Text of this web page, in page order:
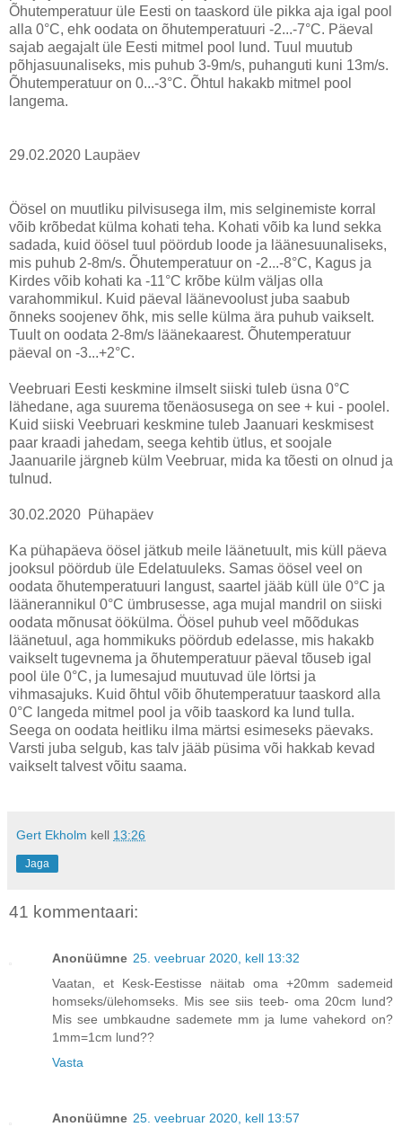
Õhutemperatuur üle Eesti on taaskord üle pikka aja igal pool
alla 0°C, ehk oodata on õhutemperatuuri -2...-7°C. Päeval
sajab aegajalt üle Eesti mitmel pool lund. Tuul muutub
põhjasuunaliseks, mis puhub 3-9m/s, puhanguti kuni 13m/s.
Õhutemperatuur on 0...-3°C. Õhtul hakakb mitmel pool
langema.
29.02.2020 Laupäev
Öösel on muutliku pilvisusega ilm, mis selginemiste korral
võib krõbedat külma kohati teha. Kohati võib ka lund sekka
sadada, kuid öösel tuul pöördub loode ja läänesuunaliseks,
mis puhub 2-8m/s. Õhutemperatuur on -2...-8°C, Kagus ja
Kirdes võib kohati ka -11°C krõbe külm väljas olla
varahommikul. Kuid päeval läänevoolust juba saabub
õnneks soojenev õhk, mis selle külma ära puhub vaikselt.
Tuult on oodata 2-8m/s läänekaarest. Õhutemperatuur
päeval on -3...+2°C.
Veebruari Eesti keskmine ilmselt siiski tuleb üsna 0°C
lähedane, aga suurema tõenäosusega on see + kui - poolel.
Kuid siiski Veebruari keskmine tuleb Jaanuari keskmisest
paar kraadi jahedam, seega kehtib ütlus, et soojale
Jaanuarile järgneb külm Veebruar, mida ka tõesti on olnud ja
tulnud.
30.02.2020 Pühapäev
Ka pühapäeva öösel jätkub meile läänetuult, mis küll päeva
jooksul pöördub üle Edelatuuleks. Samas öösel veel on
oodata õhutemperatuuri langust, saartel jääb küll üle 0°C ja
läänerannikul 0°C ümbrusesse, aga mujal mandril on siiski
oodata mõnusat öökülma. Öösel puhub veel mõõdukas
läänetuul, aga hommikuks pöördub edelasse, mis hakakb
vaikselt tugevnema ja õhutemperatuur päeval tõuseb igal
pool üle 0°C, ja lumesajud muutuvad üle lörtsi ja
vihmasajuks. Kuid õhtul võib õhutemperatuur taaskord alla
0°C langeda mitmel pool ja võib taaskord ka lund tulla.
Seega on oodata heitliku ilma märtsi esimeseks päevaks.
Varsti juba selgub, kas talv jääb püsima või hakkab kevad
vaikselt talvest võitu saama.
Gert Ekholm kell 13:26
Jaga
41 kommentaari:
Anonüümne 25. veebruar 2020, kell 13:32
Vaatan, et Kesk-Eestisse näitab oma +20mm sademeid
homseks/ülehomseks. Mis see siis teeb- oma 20cm lund?
Mis see umbkaudne sademete mm ja lume vahekord on?
1mm=1cm lund??
Vasta
Anonüümne 25. veebruar 2020, kell 13:57